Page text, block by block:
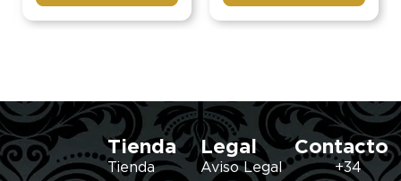
Tienda
Tienda
Legal
Aviso Legal
Contacto
+34